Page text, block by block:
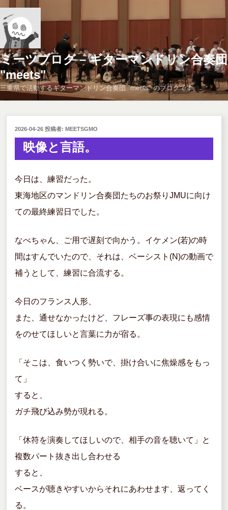
ン
テ
ン
ツ
へ
ス
キ
ッ
プ
ミーツブログ – ギターマンドリン合奏団
"meets"
三重県で活動するギターマンドリン合奏団 "meets" のブログです。
投
2026-04-26 投稿者: MEETSGMO
映像と言語。
今日は、練習だった。
東海地区のマンドリン合奏団たちのお祭りJMUに向け
ての最終練習日でした。
なべちゃん、ご用で遅刻で向かう。イケメン(若)の時
間はすんでいたので、それは、ベーシスト(N)の動画で
補うとして、練習に合流する。
今日のフランス人形、
また、通せなかったけど、フレーズ事の表現にも感情
をのせてほしいと言葉に力が宿る。
「そこは、食いつく勢いで、掛け合いに焦燥感をもっ
て」
すると、
ガチ飛び込み勢が現れる。
「休符を演奏してほしいので、相手の音を聴いて」と
複数パート抜き出し合わせる
すると、
ベースが聴きやすいからそれにあわせます、返ってく
る。